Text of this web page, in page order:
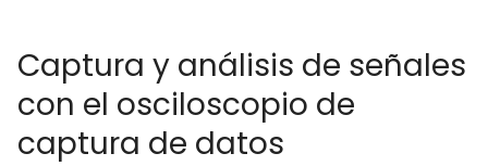
Captura y análisis de señales
con el osciloscopio de
captura de datos